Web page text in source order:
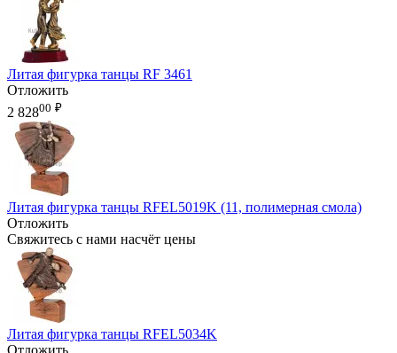
Литая фигурка танцы RF 3461
Отложить
2 82800 ₽
Литая фигурка танцы RFEL5019K (11, полимерная смола)
Отложить
Свяжитесь с нами насчёт цены
Литая фигурка танцы RFEL5034K
Отложить